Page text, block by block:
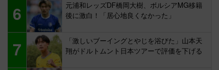
6
元浦和レッズDF橋岡大樹、ボルシアMG移籍
後に激白！「居心地良くなかった」
7
「激しいブーイングとやじを浴びた」山本天
翔がドルトムント日本ツアーで評価を下げる